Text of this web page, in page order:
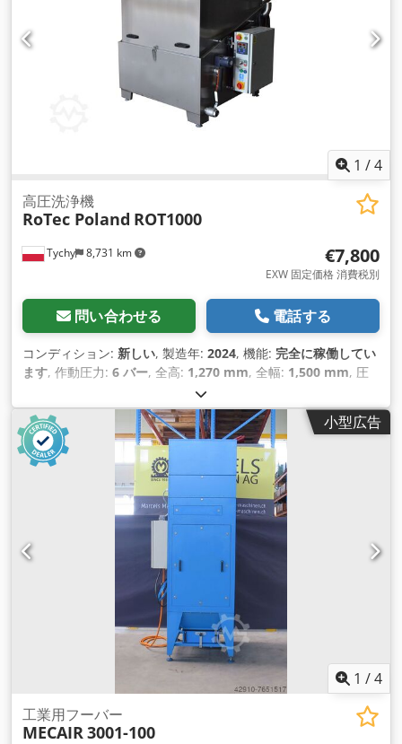
250kg）のプラットフォーム付き空気式エレベーター付属。ポ
ンプ付きオイル分離タンク50mmの特殊断熱材。 作業室寸法：
900 x 650 x 600 mm。 超音波周波数：28 kHz。 超音波出力：
2 kW 詳細は添付のテクニカル・シートに記載。 スペイン製。
1 /4
Tychy 8,731 km
高圧洗浄機
RoTec Poland ROT1000
€7,800
EXW 固定価格 消費税別
問い合わせる 電話する
コンディション: 新しい, 製造年: 2024, 機能: 完全に稼働してい
ます, 作動圧力: 6 バー, 全高: 1,270 mm, 全幅: 1,500 mm, 圧
エアコン
グラム）, 入力電圧:230 V, 暖房能力:9 キロワット (12.24 馬
力), 給水タンク容量:300 l, ロータリーテーブル径:1,000 mm,
テーブル荷重:
300 kg（キログラム） , テーブル幅:
ROT1000 回転バスケット式洗浄機は、洗浄機開発の各段階に
おける近代的な技術と精密な職人技の融合であり、これは一言
で言えば、大型部品の洗浄プ ロセスを容易にする革新的な設計
の定義です。この装置の豊富な装備は、作業現場において高い
効率性、経済性、信頼性を提供してくれる。モー ター駆動の回
転バスケットとスプレーノズルが、洗浄プロセスの効率を高め
ます。洗浄中の部品は、垂直軸を中心に回転する円形バスケッ
トに載 せられる。全自動制御盤が洗浄機の作業を制御します。
洗浄機の標準装備 - 洗浄中に蓋を開けると、蓋が外れるセンサ
ー、 - タンク内の液面センサーによる空運転防止、 - 液温セン
サー、 - 有名なスプレー会社製の調節可能なステンレス製スプ
レーアーム1本 システム Dedpfx Aoq I N S Hjqgeck - 機械的に
回転するバスケット、 - 二重ろ過、 - 粗い不溶性不純物フィル
ター（1mmメッシュフィルター）、 - ドレインバルブ
小型広告
1 /4
工業用フーバー
MECAIR3001-100